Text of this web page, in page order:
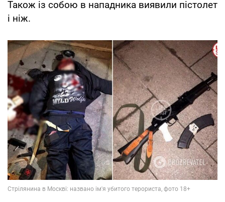
Також із собою в нападника виявили пістолет
і ніж.